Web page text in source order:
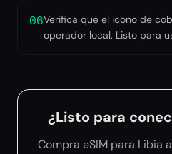
06Verifica que el icono de
operador local. Listo para
¿Listo para
Compra eSIM para Libia